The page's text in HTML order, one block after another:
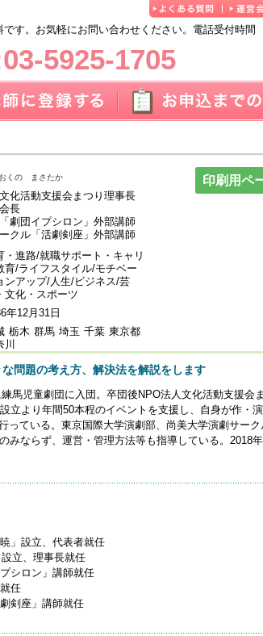
です。お気軽にお問い合わせください。電話受付時
5925-1705
おくの まさたか
化活動支援会まつり理事長
長
劇団イプシロン」外部講師
クル「活劇剣座」外部講師
・進路/就職サポート・キャリ
育/ライフスタイル/モチベー
ンアップ/人生/ビジネス/芸
文化・スポーツ
年12月31日
栃木 群馬 埼玉 千葉 東京都
川
印刷用ペ
問題の考え方、解決法を解説をします
馬児童劇団に入団。卒団後NPO法人文化活動支援会
立より年間50本程のイベントを支援し、自身が作・
っている。東京国際大学演劇部、尚美大学演劇サーク
みならず、運営・管理方法等も指導している。2018
」設立、代表者就任
立、理事長就任
シロン」講師就任
任
剣座」講師就任